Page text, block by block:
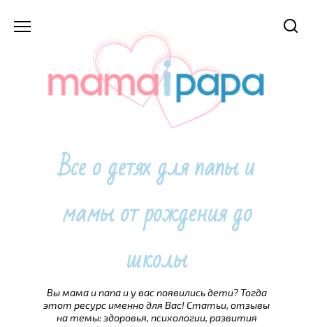
Все о детях для папы и
мамы от рождения до
школы
Вы мама и папа и у вас появились дети? Тогда
этот ресурс именно для Вас! Статьи, отзывы
на темы: здоровья, психологии, развития